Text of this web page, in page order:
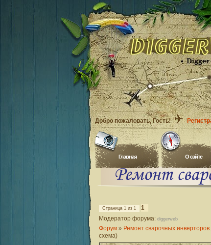
Добро пожаловать, Гость!
Главная O сайте
Страница 1 из 1
1
Модератор форума: diggerweb
Форум » Ремонт сварочных инверторов.
схема)